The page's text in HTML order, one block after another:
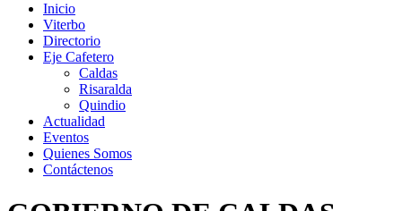
Inicio
Viterbo
Directorio
Eje Cafetero
Caldas
Risaralda
Quindio
Actualidad
Eventos
Quienes Somos
Contáctenos